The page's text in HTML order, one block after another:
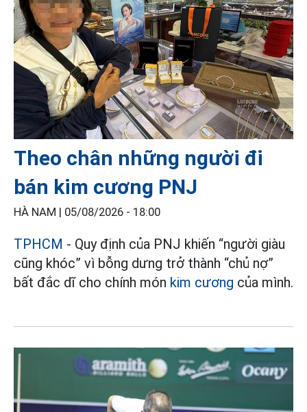
Theo chân những người đi
bán kim cương PNJ
HÀ NAM | 05/08/2026 - 18:00
TPHCM - Quy định của PNJ khiến “người giàu
cũng khóc” vì bỗng dưng trở thành “chủ nợ”
bất đắc dĩ cho chính món kim cương của mình.